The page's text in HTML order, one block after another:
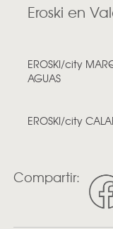
Eroski en
EROSKI/city
AGUAS
EROSKI/city
Compartir: